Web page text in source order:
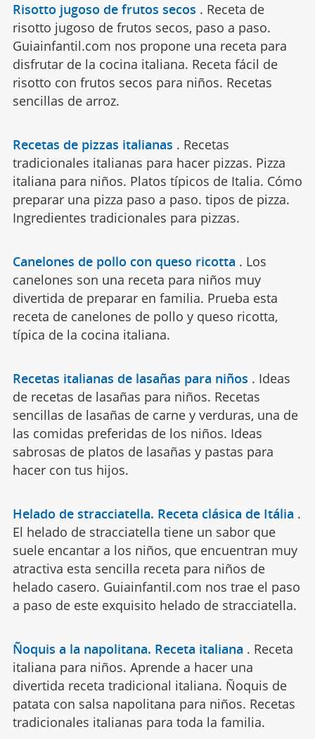
Risotto jugoso de frutos secos . Receta de
risotto jugoso de frutos secos, paso a paso.
Guiainfantil.com nos propone una receta para
disfrutar de la cocina italiana. Receta fácil de
risotto con frutos secos para niños. Recetas
sencillas de arroz.
Recetas de pizzas italianas . Recetas
tradicionales italianas para hacer pizzas. Pizza
italiana para niños. Platos típicos de Italia. Cómo
preparar una pizza paso a paso. tipos de pizza.
Ingredientes tradicionales para pizzas.
Canelones de pollo con queso ricotta . Los
canelones son una receta para niños muy
divertida de preparar en familia. Prueba esta
receta de canelones de pollo y queso ricotta,
típica de la cocina italiana.
Recetas italianas de lasañas para niños . Ideas
de recetas de lasañas para niños. Recetas
sencillas de lasañas de carne y verduras, una de
las comidas preferidas de los niños. Ideas
sabrosas de platos de lasañas y pastas para
hacer con tus hijos.
Helado de stracciatella. Receta clásica de Itália .
El helado de stracciatella tiene un sabor que
suele encantar a los niños, que encuentran muy
atractiva esta sencilla receta para niños de
helado casero. Guiainfantil.com nos trae el paso
a paso de este exquisito helado de stracciatella.
Ñoquis a la napolitana. Receta italiana . Receta
italiana para niños. Aprende a hacer una
divertida receta tradicional italiana. Ñoquis de
patata con salsa napolitana para niños. Recetas
tradicionales italianas para toda la familia.